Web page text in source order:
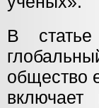
В статье
общество